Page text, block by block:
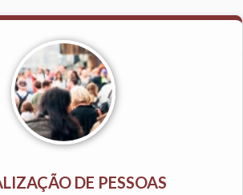
DE PESSOAS